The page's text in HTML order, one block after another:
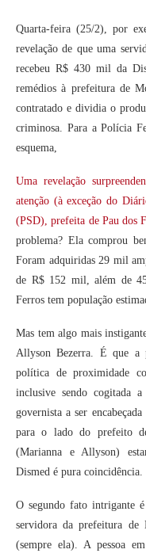
Quarta-feira (25/2), por
revelação de que uma
recebeu R$ 430 mil da
remédios à prefeitura de
contratado e dividia o
criminosa. Para a Polícia
esquema,
Uma revelação
atenção (à exceção do
(PSD), prefeita de Pau dos
problema? Ela comprou
Foram adquiridas 29 mil
de R$ 152 mil, além de
Ferros tem população
Mas tem algo mais
Allyson Bezerra. É que a
política de proximidade
inclusive sendo cogitada
governista a ser
para o lado do prefeito
(Marianna e Allyson)
Dismed é pura coincidência.
O segundo fato intrigante
servidora da prefeitura de
(sempre ela). A pessoa